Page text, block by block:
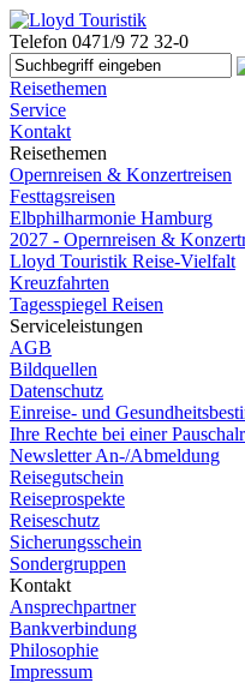
Telefon 0471/9 72 32-0
Reisethemen
Service
Kontakt
Reisethemen
Opernreisen & Konzertreisen
Festtagsreisen
Elbphilharmonie Hamburg
2027 - Opernreisen &
Lloyd Touristik Reise-Vielfalt
Kreuzfahrten
Tagesspiegel Reisen
Serviceleistungen
AGB
Bildquellen
Datenschutz
Einreise- und
Ihre Rechte bei einer
Newsletter An-/Abmeldung
Reisegutschein
Reiseprospekte
Reiseschutz
Sicherungsschein
Sondergruppen
Kontakt
Ansprechpartner
Bankverbindung
Philosophie
Impressum